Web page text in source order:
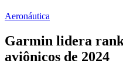
Aeronáutica
Garmin lidera
aviônicos de 2024